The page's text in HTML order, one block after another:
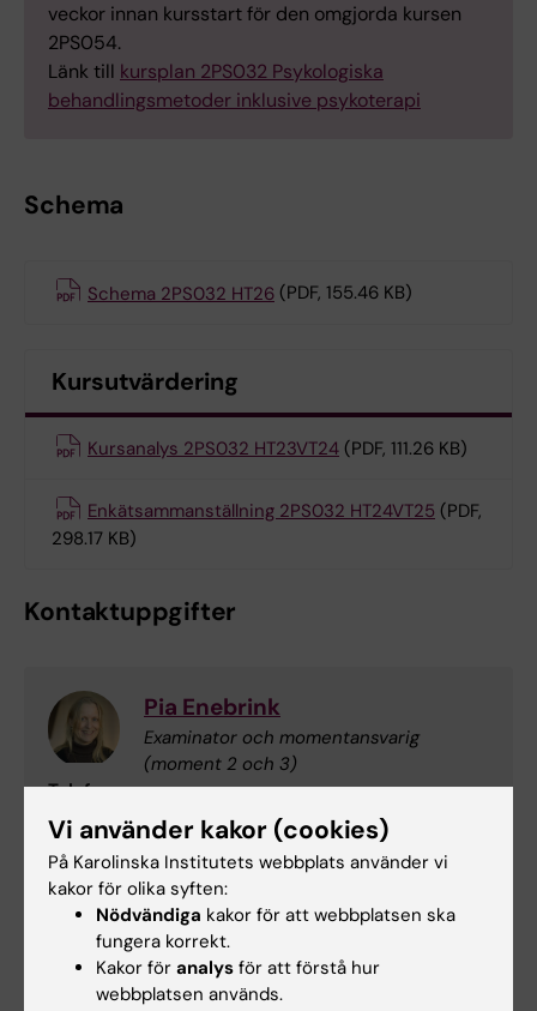
veckor innan kursstart för den omgjorda kursen
2PS054.
Länk till kursplan 2PS032 Psykologiska
behandlingsmetoder inklusive psykoterapi
Schema
Schema 2PS032 HT26 (PDF, 155.46 KB)
Kursutvärdering
Kursanalys 2PS032 HT23VT24 (PDF, 111.26 KB)
Enkätsammanställning 2PS032 HT24VT25 (PDF,
298.17 KB)
Kontaktuppgifter
Pia Enebrink
Examinator och momentansvarig
(moment 2 och 3)
Telefon:
+46852487738
E-post:
pia.enebrink@ki.se
Cecilia Fyring
Momentansvarig (moment 1 och 5)
Vi använder kakor (cookies)
På Karolinska Institutets webbplats använder vi
kakor för olika syften:
Nödvändiga kakor för att webbplatsen ska
fungera korrekt.
Kakor för analys för att förstå hur
webbplatsen används.